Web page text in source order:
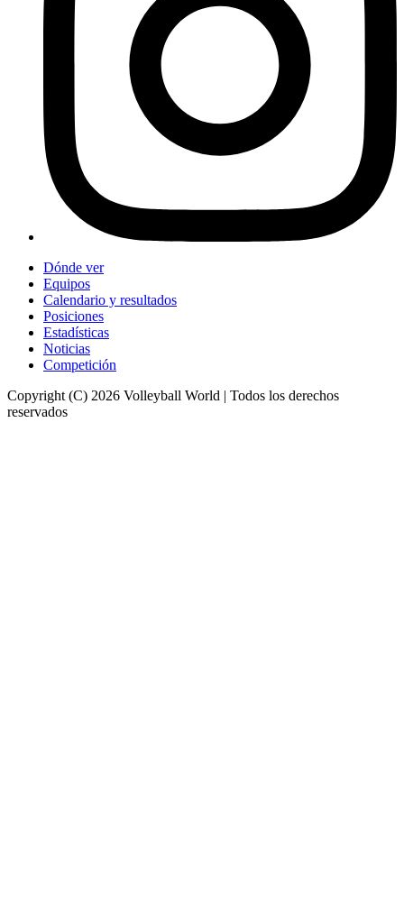
Dónde ver
Equipos
Calendario y resultados
Posiciones
Estadísticas
Noticias
Competición
Copyright (C) 2026 Volleyball World | Todos los derechos
reservados